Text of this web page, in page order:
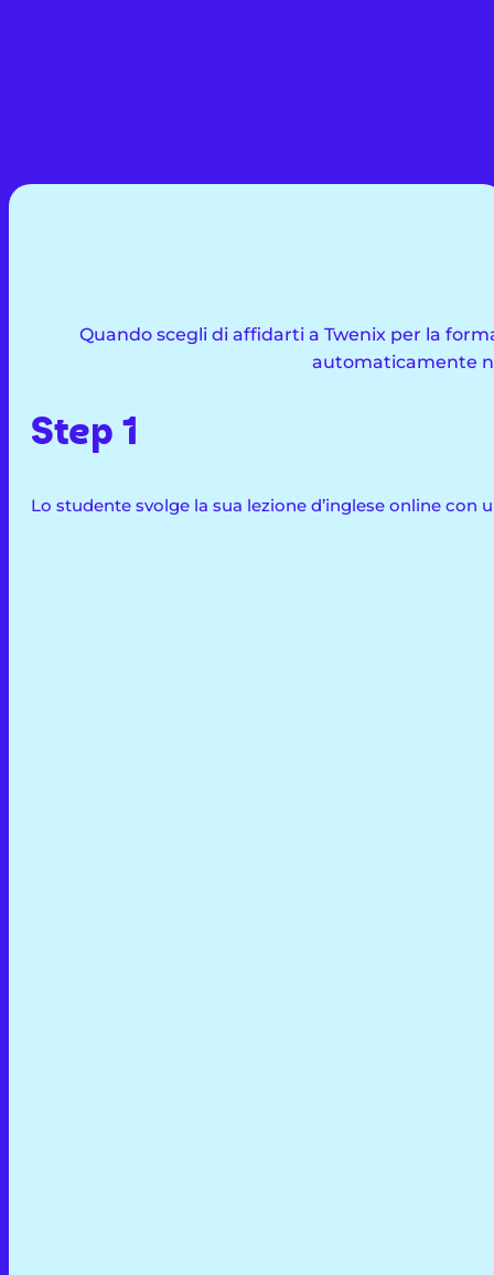
Quando scegli di affidarti a Twenix per la
automaticamente
Step 1
Lo studente svolge la sua lezione d’inglese online con